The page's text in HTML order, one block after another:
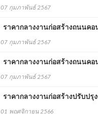
07 กุมภาพันธ์ 2567
ราคากลางงานก่อสร้างถนนคอ
07 กุมภาพันธ์ 2567
ราคากลางงานก่อสร้างถนนคอ
07 กุมภาพันธ์ 2567
ราคากลางงานก่อสร้างปรับปรุ
01 พฤศจิกายน 2566